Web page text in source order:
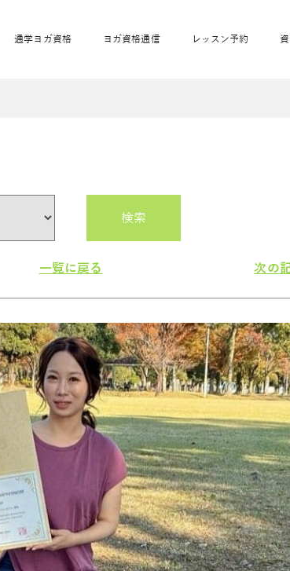
タジオ概要 直営校ブログ
通学ヨガ資格
養成講座お申込み
ヨガ資格通信
ガW通信 ベビー「ピラティス＆ヨガ」W
レッスン予約
ヨガ詳細 出張ヨガ・オフィスヨガ
ス
検索
一覧に戻る 次の